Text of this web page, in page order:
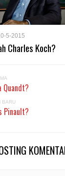
5-2015
Charles Koch?
Quandt?
BARU
Pinault?